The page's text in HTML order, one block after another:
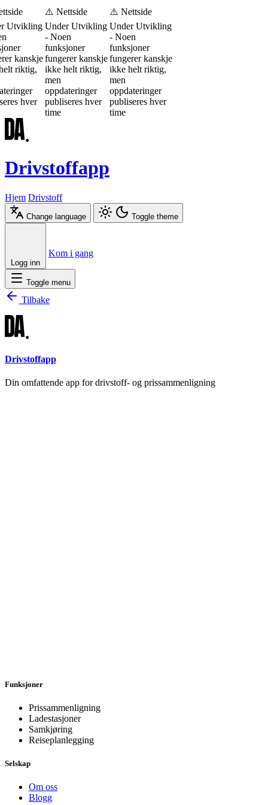
Utvikling
kanskje
riktig,
hver
⚠️ Nettside
Under Utvikling
- Noen
funksjoner
fungerer kanskje
ikke helt riktig,
men
oppdateringer
publiseres hver
time
⚠️ Nettside
Under Utvikling
- Noen
funksjoner
fungerer kanskje
ikke helt riktig,
men
oppdateringer
publiseres hver
time
Drivstoffapp
Hjem Drivstoff
Change language Toggle theme
Logg inn
Kom i gang
Toggle menu
Tilbake
Drivstoffapp
Din omfattende app for drivstoff- og prissammenligning
Funksjoner
Prissammenligning
Ladestasjoner
Samkjøring
Reiseplanlegging
Selskap
Om oss
Blogg